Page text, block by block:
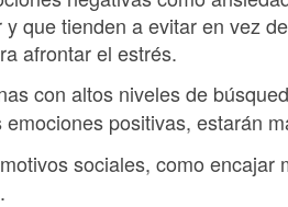
que tienden a evitar en vez
afrontar el estrés.
con altos niveles de
positivas, estarán
sociales, como encajar